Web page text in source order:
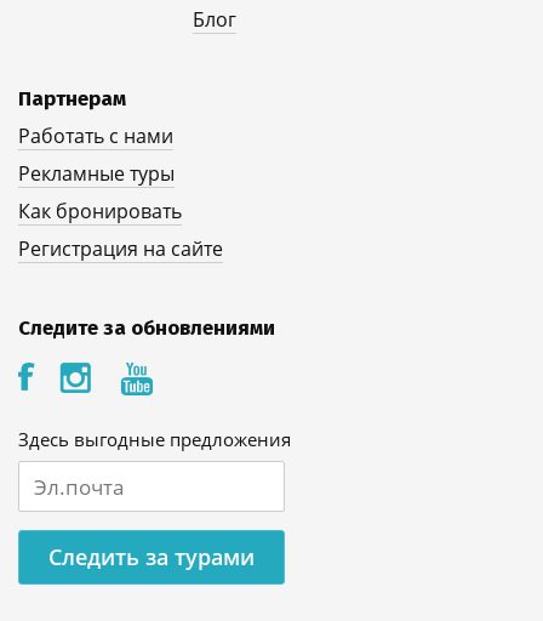
Блог
Партнерам
Работать с нами
Рекламные туры
Как бронировать
Регистрация на сайте
Следите за обновлениями
Здесь выгодные предложения
Следить за турами